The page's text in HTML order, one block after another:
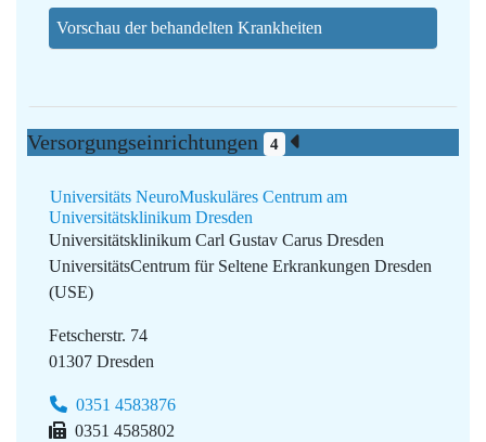
Vorschau der behandelten Krankheiten
Versorgungseinrichtungen 4
Universitäts NeuroMuskuläres Centrum am
Universitätsklinikum Dresden
Universitätsklinikum Carl Gustav Carus Dresden
UniversitätsCentrum für Seltene Erkrankungen Dresden
(USE)
Fetscherstr. 74
01307 Dresden
0351 4583876
0351 4585802